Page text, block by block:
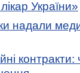
України»
надали